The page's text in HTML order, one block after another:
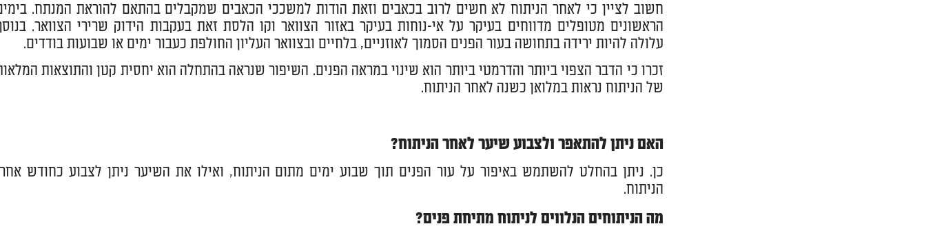
חשוב לציין כי לאחר הניתוח לא חשים לרוב בכאבים וזאת הודות למשככי הכאבים שמקבלים בהתאם להוראת המנתח.
הראשונים מטופלים מדווחים בעיקר על אי-נוחות בעיקר באזור הצוואר וקו הלסת זאת בעקבות הידוק שרירי הצוואר.
עלולה להיות ירידה בתחושה בעור הפנים הסמוך לאוזניים, בלחיים ובצוואר העליון החולפת כעבור ימים או שבועות בודדים.
זכרו כי הדבר הצפוי ביותר והדרמטי ביותר הוא שינוי במראה הפנים. השיפור שנראה בהתחלה הוא יחסית קטן והתוצאות
של הניתוח נראות במלואן כשנה לאחר הניתוח.
האם ניתן להתאפר ולצבוע שיער לאחר הניתוח?
כן. ניתן בהחלט להשתמש באיפור על עור הפנים תוך שבוע ימים מתום הניתוח, ואילו את השיער ניתן לצבוע כחודש
הניתוח.
מה הניתוחים הנלווים לניתוח מתיחת פנים?